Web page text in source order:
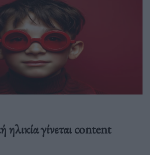
ηλικία γίνεται content